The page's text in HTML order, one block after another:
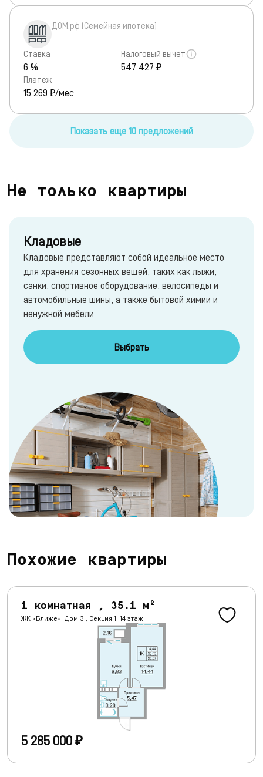
ДОМ.рф (Семейная ипотека)
Ставка
6 %
Налоговый вычет
547 427 ₽
Платеж
15 269 ₽/мес
Показать еще 10 предложений
Не только квартиры
Кладовые
Кладовые представляют собой идеальное место
для хранения сезонных вещей, таких как лыжи,
санки, спортивное оборудование, велосипеды и
автомобильные шины, а также бытовой химии и
ненужной мебели
Выбрать
Похожие квартиры
1-комнатная , 35.1 м²
ЖК «Ближе», Дом 3 , Секция 1, 14 этаж
5 285 000 ₽